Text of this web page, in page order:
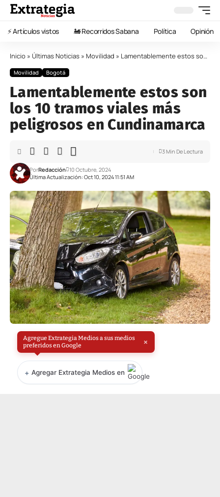
⚡️ Artículos vistos 🚂 Recorridos Sabana Política Opinión
Inicio » Últimas Noticias » Movilidad » Lamentablemente estos son los 10 tramos viales más peligrosos en Cundinamarca
Movilidad Bogotá
Lamentablemente estos son
los 10 tramos viales más
peligrosos en Cundinamarca
Última Actualización: Oct 10, 2024 11:51 AM
PorRedacción 10 Octubre, 2024
3 Min De Lectura
Agregue Extrategia Medios a sus medios
preferidos en Google
×
+ Agregar Extrategia Medios en